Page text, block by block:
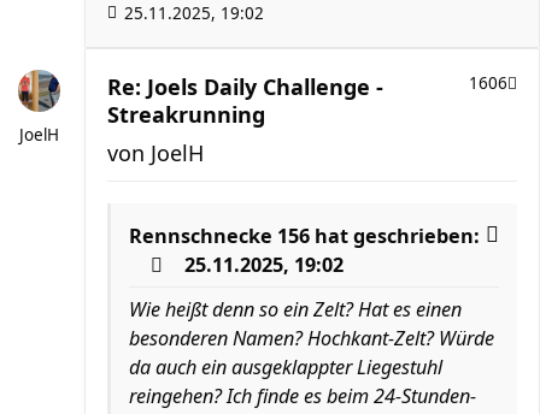
25.11.2025, 19:02
JoelH
Re: Joels Daily Challenge -
Streakrunning
1606
von JoelH
Rennschnecke 156 hat geschrieben:
25.11.2025, 19:02
Wie heißt denn so ein Zelt? Hat es einen
besonderen Namen? Hochkant-Zelt? Würde
da auch ein ausgeklappter Liegestuhl
reingehen? Ich finde es beim 24-Stunden-